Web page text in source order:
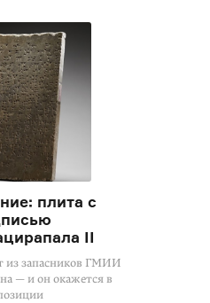
плита с
II
из запасников ГМИИ
— и он окажется в